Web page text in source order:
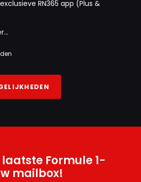
RN365 app (Plus &
Formule 1-
mailbox!